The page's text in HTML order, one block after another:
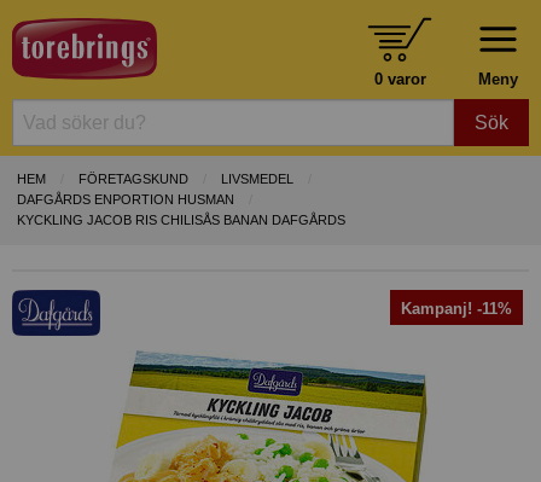
Meny
0 varor
Sök
HEM FÖRETAGSKUND
LIVSMEDEL
DAFGÅRDS ENPORTION HUSMAN
KYCKLING JACOB RIS CHILISÅS BANAN DAFGÅRDS
Kampanj! -11%